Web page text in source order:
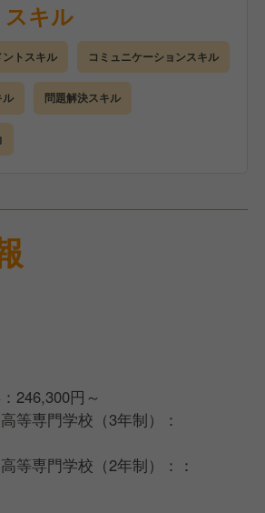
します。
重ね、食を通して豊かさを提供す
びます。
レーニーとして、店舗運営責任者
。
いきましょう。
して、店舗の経営を担います。
ンスがあります。
、課題解決能力を高めることがで
、自ら課題解決に取り組んでいた
キル
トスキル コミュニケーションスキル
ル 問題解決スキル
246,300円～
等専門学校（3年制）：
等専門学校（2年制）：：